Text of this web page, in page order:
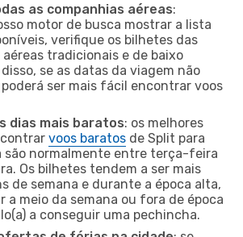
as companhias aéreas:
motor de busca mostrar a lista
verifique os bilhetes das
tradicionais e de baixo
se as datas da viagem não
ser mais fácil encontrar voos
dias mais baratos: os melhores
voos baratos de Split para
são normalmente entre terça-feira
Os bilhetes tendem a ser mais
de semana e durante a época alta,
a meio da semana ou fora de época
a conseguir uma pechincha.